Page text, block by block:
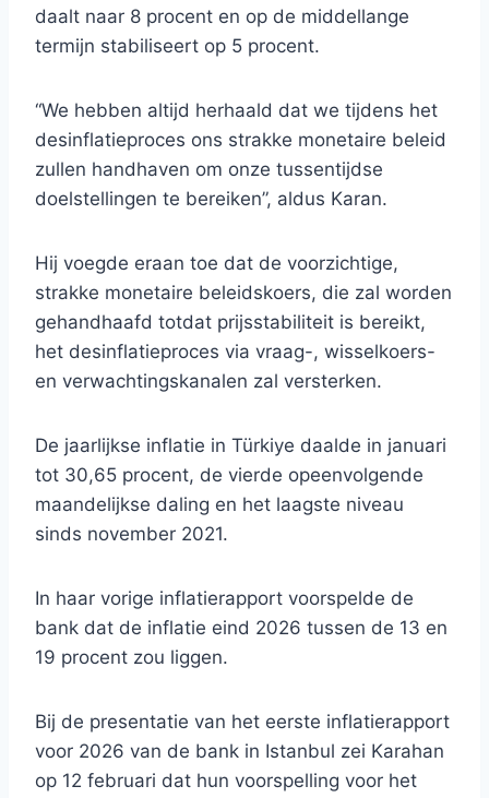
daalt naar 8 procent en op de middellange
termijn stabiliseert op 5 procent.
“We hebben altijd herhaald dat we tijdens het
desinflatieproces ons strakke monetaire beleid
zullen handhaven om onze tussentijdse
doelstellingen te bereiken”, aldus Karan.
Hij voegde eraan toe dat de voorzichtige,
strakke monetaire beleidskoers, die zal worden
gehandhaafd totdat prijsstabiliteit is bereikt,
het desinflatieproces via vraag-, wisselkoers-
en verwachtingskanalen zal versterken.
De jaarlijkse inflatie in Türkiye daalde in januari
tot 30,65 procent, de vierde opeenvolgende
maandelijkse daling en het laagste niveau
sinds november 2021.
In haar vorige inflatierapport voorspelde de
bank dat de inflatie eind 2026 tussen de 13 en
19 procent zou liggen.
Bij de presentatie van het eerste inflatierapport
voor 2026 van de bank in Istanbul zei Karahan
op 12 februari dat hun voorspelling voor het